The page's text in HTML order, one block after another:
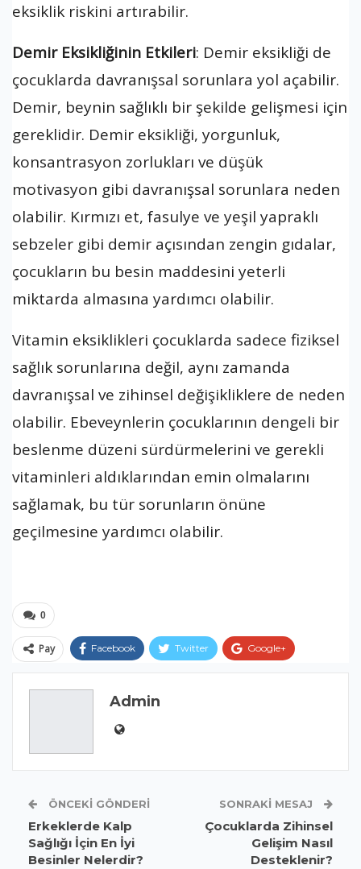
eksiklik riskini artırabilir.
Demir Eksikliğinin Etkileri: Demir eksikliği de
çocuklarda davranışsal sorunlara yol açabilir.
Demir, beynin sağlıklı bir şekilde gelişmesi için
gereklidir. Demir eksikliği, yorgunluk,
konsantrasyon zorlukları ve düşük
motivasyon gibi davranışsal sorunlara neden
olabilir. Kırmızı et, fasulye ve yeşil yapraklı
sebzeler gibi demir açısından zengin gıdalar,
çocukların bu besin maddesini yeterli
miktarda almasına yardımcı olabilir.
Vitamin eksiklikleri çocuklarda sadece fiziksel
sağlık sorunlarına değil, aynı zamanda
davranışsal ve zihinsel değişikliklere de neden
olabilir. Ebeveynlerin çocuklarının dengeli bir
beslenme düzeni sürdürmelerini ve gerekli
vitaminleri aldıklarından emin olmalarını
sağlamak, bu tür sorunların önüne
geçilmesine yardımcı olabilir.
0
Pay Facebook Twitter Google+
Admin
ÖNCEKI GÖNDERI
Erkeklerde Kalp
Sağlığı İçin En İyi
Besinler Nelerdir?
SONRAKI MESAJ
Çocuklarda Zihinsel
Gelişim Nasıl
Desteklenir?